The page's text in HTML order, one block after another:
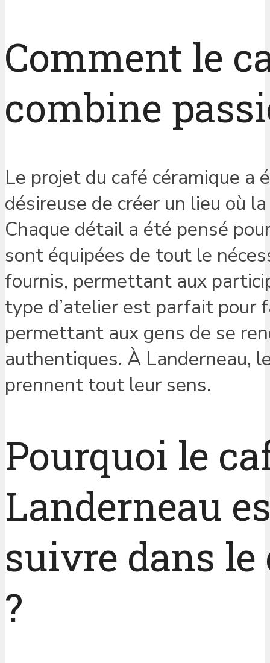
Comment le
combine
Le projet du café céramique a
désireuse de créer un lieu où
Chaque détail a été pensé
sont équipées de tout le
fournis, permettant aux
type d’atelier est parfait pour
permettant aux gens de se
authentiques. À Landerneau,
prennent tout leur sens.
Pourquoi le
Landerneau
suivre dans
?